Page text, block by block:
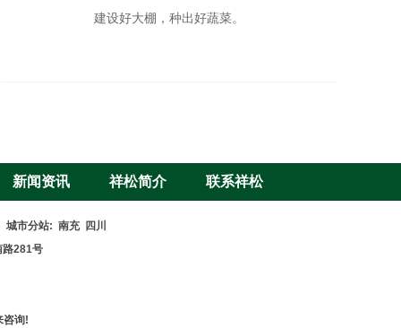
建设好大棚，种出好蔬菜。
新闻资讯 祥松简介 联系祥松
城市分站: 南充 四川
路281号
咨询!